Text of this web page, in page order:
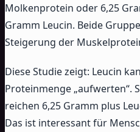
Molkenprotein oder 6,25
Gramm Leucin. Beide
Steigerung der
Diese Studie zeigt: Leucin
Proteinmenge „aufwerten“.
reichen 6,25 Gramm plus
Das ist interessant für